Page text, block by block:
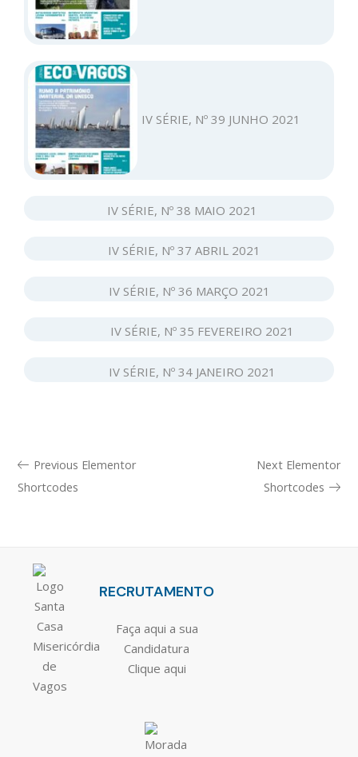
IV SÉRIE, Nº 39 JUNHO 2021
IV SÉRIE, Nº 38 MAIO 2021
IV SÉRIE, Nº 37 ABRIL 2021
IV SÉRIE, Nº 36 MARÇO 2021
IV SÉRIE, Nº 35 FEVEREIRO 2021
IV SÉRIE, Nº 34 JANEIRO 2021
Previous Elementor
Shortcodes
Next Elementor
Shortcodes
RECRUTAMENTO
Faça aqui a sua
Candidatura
Clique aqui